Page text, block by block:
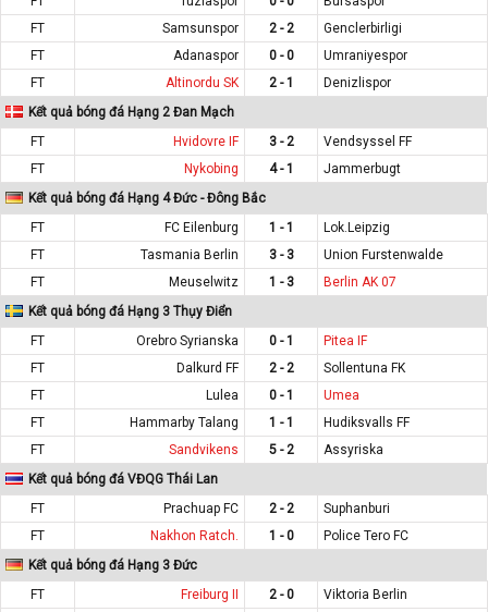
FT
Samsunspor 2 - 2
Genclerbirligi
FT
Adanaspor 0 - 0
Umraniyespor
FT
Altinordu SK 2 - 1
Denizlispor
Kết quả bóng đá Hạng 2 Đan Mạch
FT
Hvidovre IF 3 - 2
Vendsyssel FF
FT
Nykobing 4 - 1
Jammerbugt
Kết quả bóng đá Hạng 4 Đức - Đông Bắc
FT
FC Eilenburg 1 - 1
Lok.Leipzig
FT
Tasmania Berlin 3 - 3
Union Furstenwalde
FT
Meuselwitz 1 - 3
Berlin AK 07
Kết quả bóng đá Hạng 3 Thụy Điển
FT
Orebro Syrianska 0 - 1
Pitea IF
FT
Dalkurd FF 2 - 2
Sollentuna FK
FT
Lulea 0 - 1
Umea
FT
Hammarby Talang 1 - 1
Hudiksvalls FF
FT
Sandvikens 5 - 2
Assyriska
Kết quả bóng đá VĐQG Thái Lan
FT
Prachuap FC 2 - 2
Suphanburi
FT
Nakhon Ratch. 1 - 0
Police Tero FC
Kết quả bóng đá Hạng 3 Đức
FT
Freiburg II 2 - 0
Viktoria Berlin